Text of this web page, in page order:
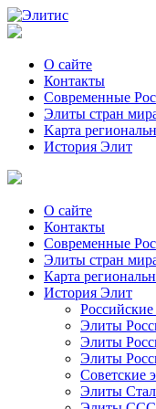
О сайте
Контакты
Современные
Элиты стран
Kартa
История Элит
О сайте
Контакты
Современные
Элиты стран
Картa
История Элит
Элиты
Элиты
Элиты
Советские
Элиты